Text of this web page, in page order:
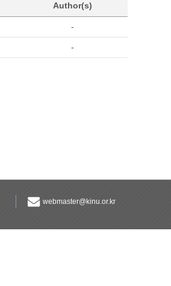
Author(s)
-
-
webmaster@kinu.or.kr